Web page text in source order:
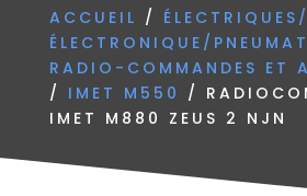
ACCUEIL / ÉLECTRIQUES/
ÉLECTRONIQUE/
RADIO-COMMANDES ET
/ IMET M550 /
IMET M880 ZEUS 2 NJN